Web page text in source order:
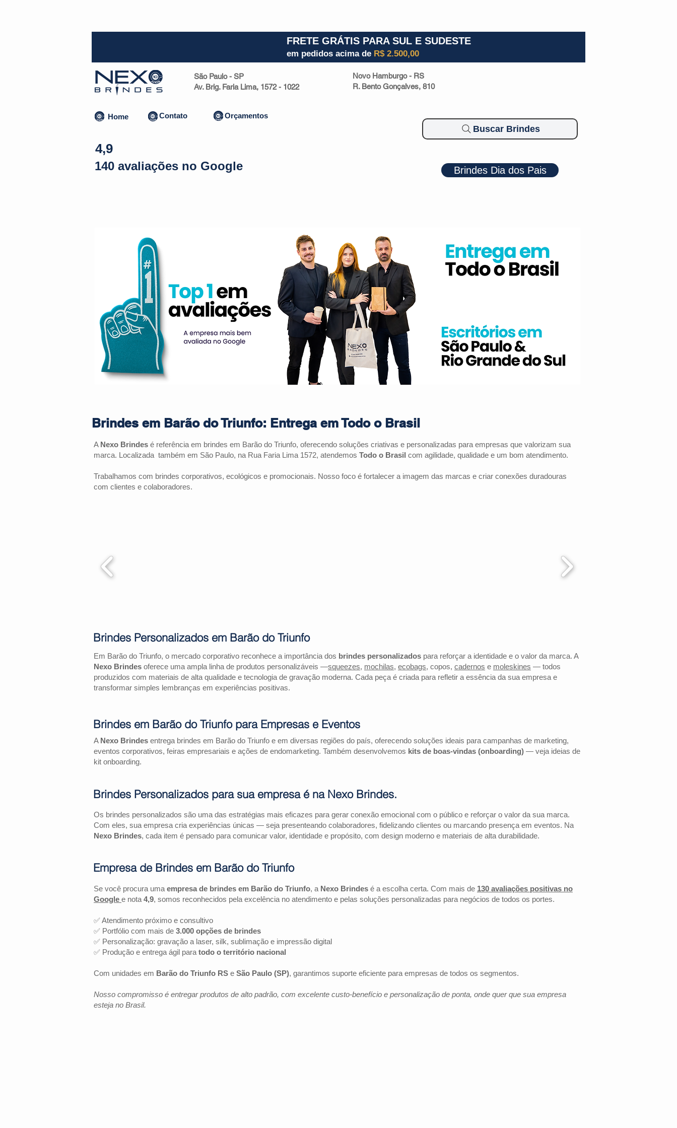
FRETE GRÁTIS PARA SUL E SUDESTE
em pedidos acima de R$ 2.500,00
São Paulo - SP
Av. Brig. Faria Lima, 1572 - 1022
Novo Hamburgo - RS
R. Bento Gonçalves, 810
Home Contato Orçamentos
4,9
140 avaliações no Google
Buscar Brindes
Brindes Dia dos Pais
Brindes em Barão do Triunfo: Entrega em Todo o Brasil
A Nexo Brindes é referência em brindes em Barão do Triunfo, oferecendo soluções criativas e personalizadas para empresas que valorizam sua
marca. Localizada também em São Paulo, na Rua Faria Lima 1572, atendemos Todo o Brasil com agilidade, qualidade e um bom atendimento.
Trabalhamos com brindes corporativos, ecológicos e promocionais. Nosso foco é fortalecer a imagem das marcas e criar conexões duradouras
com clientes e colaboradores.
Em Barão do Triunfo, o mercado corporativo reconhece a importância dos brindes personalizados para reforçar a identidade e o valor da marca. A
Nexo Brindes oferece uma ampla linha de produtos personalizáveis —squeezes, mochilas, ecobags, copos, cadernos e moleskines — todos
produzidos com materiais de alta qualidade e tecnologia de gravação moderna. Cada peça é criada para refletir a essência da sua empresa e
transformar simples lembranças em experiências positivas.
A Nexo Brindes entrega brindes em Barão do Triunfo e em diversas regiões do país, oferecendo soluções ideais para campanhas de marketing,
eventos corporativos, feiras empresariais e ações de endomarketing. Também desenvolvemos kits de boas-vindas (onboarding) — veja ideias de
kit onboarding.
Os brindes personalizados são uma das estratégias mais eficazes para gerar conexão emocional com o público e reforçar o valor da sua marca.
Com eles, sua empresa cria experiências únicas — seja presenteando colaboradores, fidelizando clientes ou marcando presença em eventos. Na
Nexo Brindes, cada item é pensado para comunicar valor, identidade e propósito, com design moderno e materiais de alta durabilidade.
Se você procura uma empresa de brindes em Barão do Triunfo, a Nexo Brindes é a escolha certa. Com mais de 130 avaliações positivas no
Google e nota 4,9, somos reconhecidos pela excelência no atendimento e pelas soluções personalizadas para negócios de todos os portes.
✅ Atendimento próximo e consultivo
✅ Portfólio com mais de 3.000 opções de brindes
✅ Personalização: gravação a laser, silk, sublimação e impressão digital
✅ Produção e entrega ágil para todo o território nacional
Com unidades em Barão do Triunfo RS e São Paulo (SP), garantimos suporte eficiente para empresas de todos os segmentos.
Nosso compromisso é entregar produtos de alto padrão, com excelente custo-benefício e personalização de ponta, onde quer que sua empresa
esteja no Brasil.
Brindes Personalizados em Barão do Triunfo
Brindes em Barão do Triunfo para Empresas e Eventos
Brindes Personalizados para sua empresa é na Nexo Brindes.
Empresa de Brindes em Barão do Triunfo